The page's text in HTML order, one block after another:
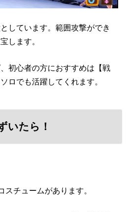
しています。範囲攻撃ができ
します。
初心者の方におすすめは【戦
ロでも活躍してくれます。
いたら！
スチュームがあります。